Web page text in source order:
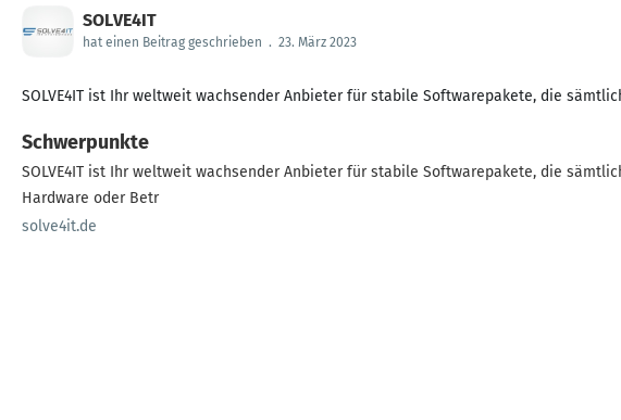
SOLVE4IT
hat einen Beitrag geschrieben . 23. März 2023
SOLVE4IT ist Ihr weltweit wachsender Anbieter für stabile Softwarepakete, die
Schwerpunkte
SOLVE4IT ist Ihr weltweit wachsender Anbieter für stabile Softwarepakete, die
Hardware oder Betr
solve4it.de